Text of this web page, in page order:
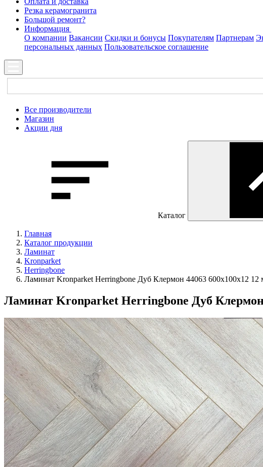
Резка керамогранита
Большой ремонт?
Информация
О компании Вакансии Скидки и бонусы Покупателям Партнерам
персональных данных Пользовательское соглашение
Все производители
Магазин
Акции дня
Каталог
Главная
Каталог продукции
Ламинат
Kronparket
Herringbone
Ламинат Kronparket Herringbone Дуб Клермон 44063 600х100х12 12
Ламинат Kronparket Herringbone Дуб Клермон